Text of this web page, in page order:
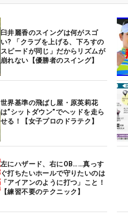
臼井麗香のスイングは何がスゴ
い? 「クラブを上げる、下ろすの
スピードが同じ」だからリズムが
崩れない【優勝者のスイング】
世界基準の飛ばし屋・原英莉花
は“シットダウン”でヘッドを走ら
せる！【女子プロのドラテク】
左にハザード、右にOB……真っす
ぐ打ちたいホールで守りたいのは
「アイアンのように打つ」こと！
【練習不要のテクニック】